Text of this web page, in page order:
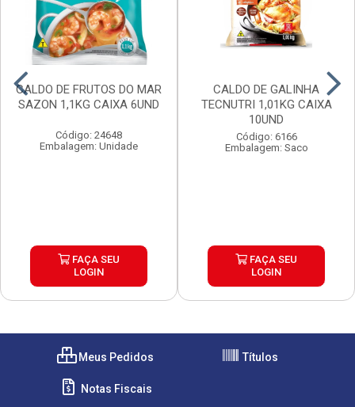
CALDO DE FRUTOS DO MAR
SAZON 1,1KG CAIXA 6UND
Código: 24648
Embalagem: Unidade
FAÇA SEU
LOGIN
CALDO DE GALINHA
TECNUTRI 1,01KG CAIXA
10UND
Código: 6166
Embalagem: Saco
FAÇA SEU
LOGIN
Meus Pedidos Títulos
Notas Fiscais